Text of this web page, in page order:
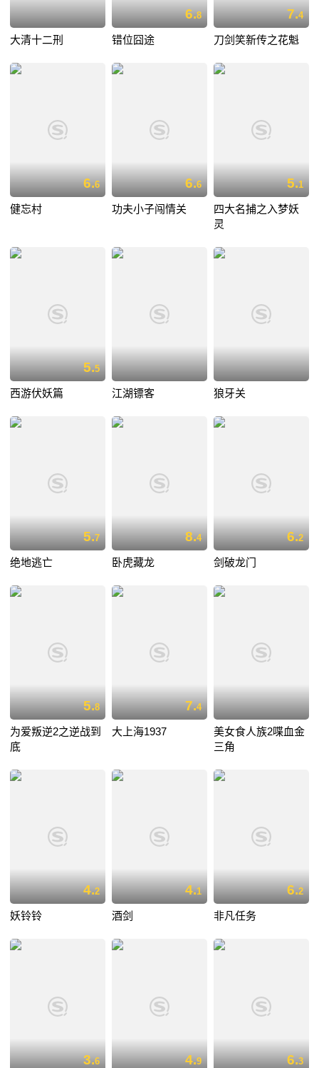
大清十二刑
6.8
错位囧途
7.4
刀剑笑新传之花魁
6.6
健忘村
6.6
功夫小子闯情关
5.1
四大名捕之入梦妖
灵
5.5
西游伏妖篇 江湖镖客 狼牙关
5.7
绝地逃亡
8.4
卧虎藏龙
6.2
剑破龙门
5.8
为爱叛逆2之逆战到
底
7.4
大上海1937
美女食人族2喋血金
三角
4.2
妖铃铃
4.1
酒剑
6.2
非凡任务
3.6 4.9 6.3